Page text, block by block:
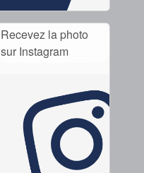
Recevez la photo
sur Instagram